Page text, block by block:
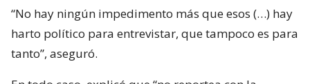
“No hay ningún impedimento más que esos (…) hay
harto político para entrevistar, que tampoco es para
tanto”, aseguró.